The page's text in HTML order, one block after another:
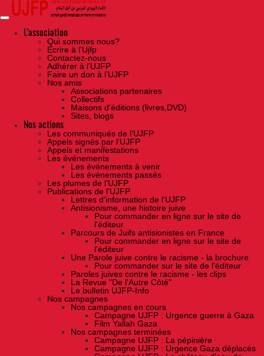
Skip
the
contentL'association
Qui sommes nous?
Ecrire à l’Ujfp
Contactez-nous
Adhérer à l’UJFP
Faire un don à l’UJFP
Nos amis
Associations partenaires
Collectifs
Maisons d’éditions (livres,DVD)
Sites, blogs
Nos actions
Les communiqués de l'UJFP
Appels signés par l'UJFP
Appels et manifestations
Les événements
Les événements à venir
Les événements passés
Les plumes de l'UJFP
Publications de l'UJFP
Lettres d'information de l'UJFP
Antisionisme, une histoire juive
Pour commander en ligne sur le site de
l'éditeur
Parcours de Juifs antisionistes en France
Pour commander en ligne sur le site de
l'éditeur
Une Parole juive contre le racisme - la brochure
Pour commander sur le site de l'éditeur
Paroles juives contre le racisme - les clips
La Revue "De l'Autre Côté"
Le bulletin UJFP-Info
Nos campagnes
Nos campagnes en cours
Campagne UJFP : Urgence guerre à Gaza
Film Yallah Gaza
Nos campagnes terminées
Campagne UJFP : La pépinière
Campagne UJFP : Urgence Gaza déplacés